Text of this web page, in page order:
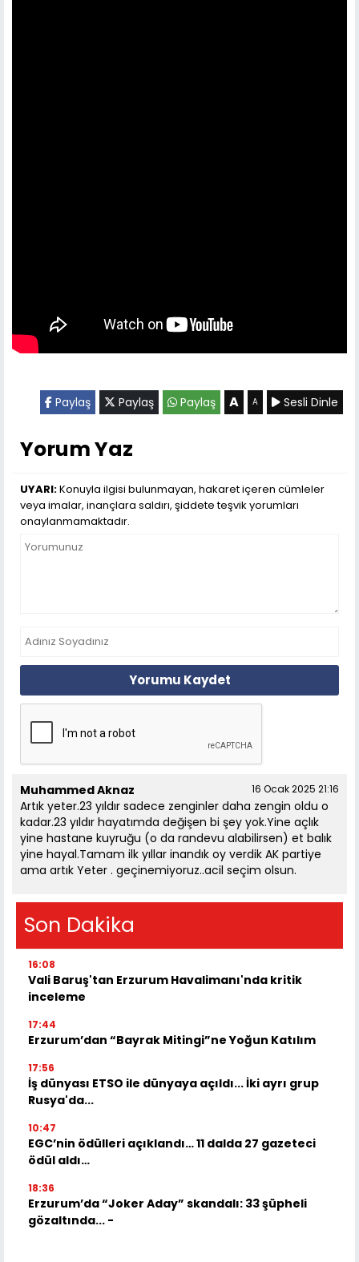
Paylaş Paylaş Paylaş A A Sesli Dinle
Yorum Yaz
UYARI:Konuyla ilgisi bulunmayan, hakaret içeren cümleler
veya imalar, inançlara saldırı, şiddete teşvik yorumları
onaylanmamaktadır.
Yorumu Kaydet
Muhammed Aknaz 16 Ocak 2025 21:16
Artık yeter.23 yıldır sadece zenginler daha zengin oldu o
kadar.23 yıldır hayatımda değişen bi şey yok.Yine açlık
yine hastane kuyruğu (o da randevu alabilirsen) et balık
yine hayal.Tamam ilk yıllar inandık oy verdik AK partiye
ama artık Yeter . geçinemiyoruz..acil seçim olsun.
Son Dakika
16:08
Vali Baruş'tan Erzurum Havalimanı'nda kritik
inceleme
17:44
Erzurum’dan “Bayrak Mitingi”ne Yoğun Katılım
17:56
İş dünyası ETSO ile dünyaya açıldı... İki ayrı grup
Rusya'da...
10:47
EGC’nin ödülleri açıklandı… 11 dalda 27 gazeteci
ödül aldı…
18:36
Erzurum’da “Joker Aday” skandalı: 33 şüpheli
gözaltında... -